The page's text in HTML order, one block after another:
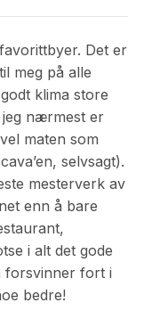
Det er
meg på alle
klima store
nærmest er
maten som
selvsagt).
mesterverk av
enn å bare
i alt det gode
forsvinner fort i
bedre!